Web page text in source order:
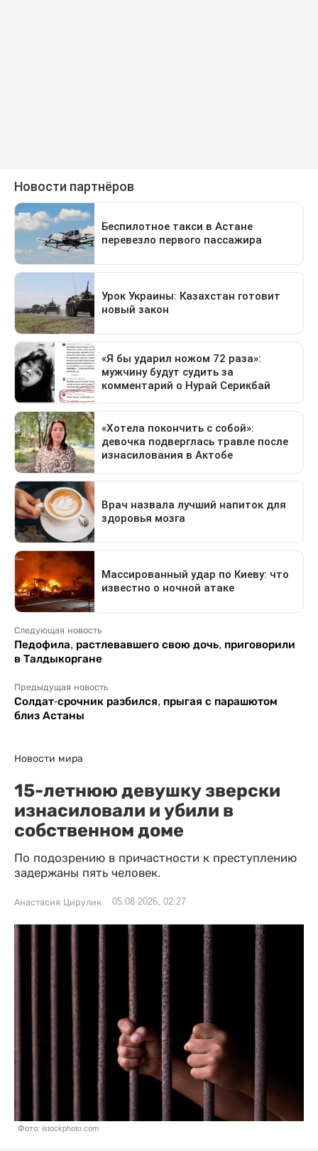
Следующая новость
Педофила, растлевавшего свою дочь, приговорили
в Талдыкоргане
Предыдущая новость
Солдат-срочник разбился, прыгая с парашютом
близ Астаны
Новости мира
15-летнюю девушку зверски
изнасиловали и убили в
собственном доме
По подозрению в причастности к преступлению
задержаны пять человек.
Анастасия Цирулик 05.08.2026, 02:27
Фото: istockphoto.com